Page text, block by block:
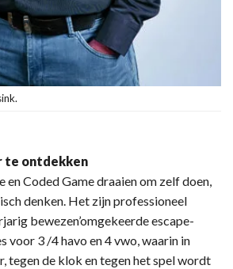
te ontdekken
en Coded Game draaien om zelf doen,
denken. Het zijn professioneel
bewezen’omgekeerde escape-
voor 3 /4 havo en 4 vwo, waarin in
tegen de klok en tegen het spel wordt